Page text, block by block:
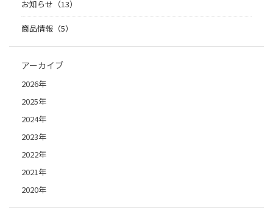
お知らせ（13）
商品情報（5）
アーカイブ
2026年
2025年
2024年
2023年
2022年
2021年
2020年